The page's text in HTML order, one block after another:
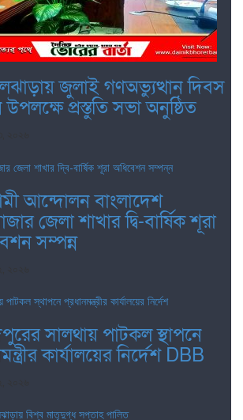
জুলাই গণঅভ্যুত্থান দিবস
প্রস্তুতি সভা অনুষ্ঠিত
আন্দোলন বাংলাদেশ
জেলা শাখার দ্বি-বার্ষিক শূরা
সম্পন্ন
সালথায় পাটকল স্থাপনে
কার্যালয়ের নির্দেশ DBB